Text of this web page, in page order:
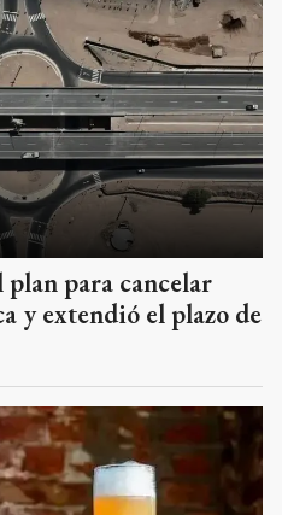
para cancelar
y extendió el plazo de